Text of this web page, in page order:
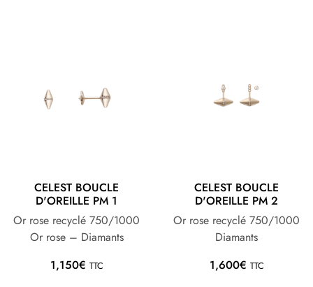
CELEST BOUCLE
D'OREILLE PM 1
Or rose recyclé 750/1000
Or rose – Diamants
1,150€ TTC
CELEST BOUCLE
D'OREILLE PM 2
Or rose recyclé 750/1000
Diamants
1,600€ TTC